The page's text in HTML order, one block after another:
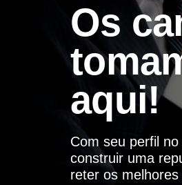
Os
aqui!
Com seu perfil
construir uma
reter os